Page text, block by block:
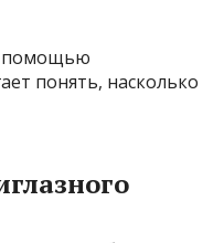
помощью
понять, насколько